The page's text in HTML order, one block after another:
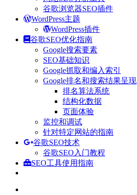
谷歌浏览器SEO插件
WordPress主题
WordPress插件
谷歌SEO优化指南
Google搜索要素
SEO基础知识
Google抓取和编入索引
Google排名和搜索结果呈现
排名算法系统
结构化数据
页面体验
监控和调试
针对特定网站的指南
谷歌SEO技术
谷歌SEO入门教程
SEO工具使用指南